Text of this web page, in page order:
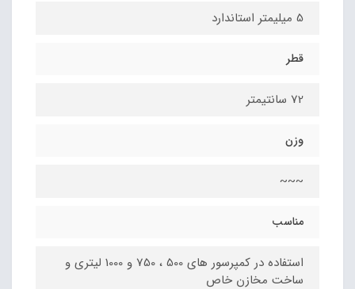
5 میلیمتر استاندارد
قطر
72 سانتیمتر
وزن
~~~
مناسب
استفاده در کمپرسور های 500 ، 750 و 1000 لیتری و
ساخت مخازن خاص